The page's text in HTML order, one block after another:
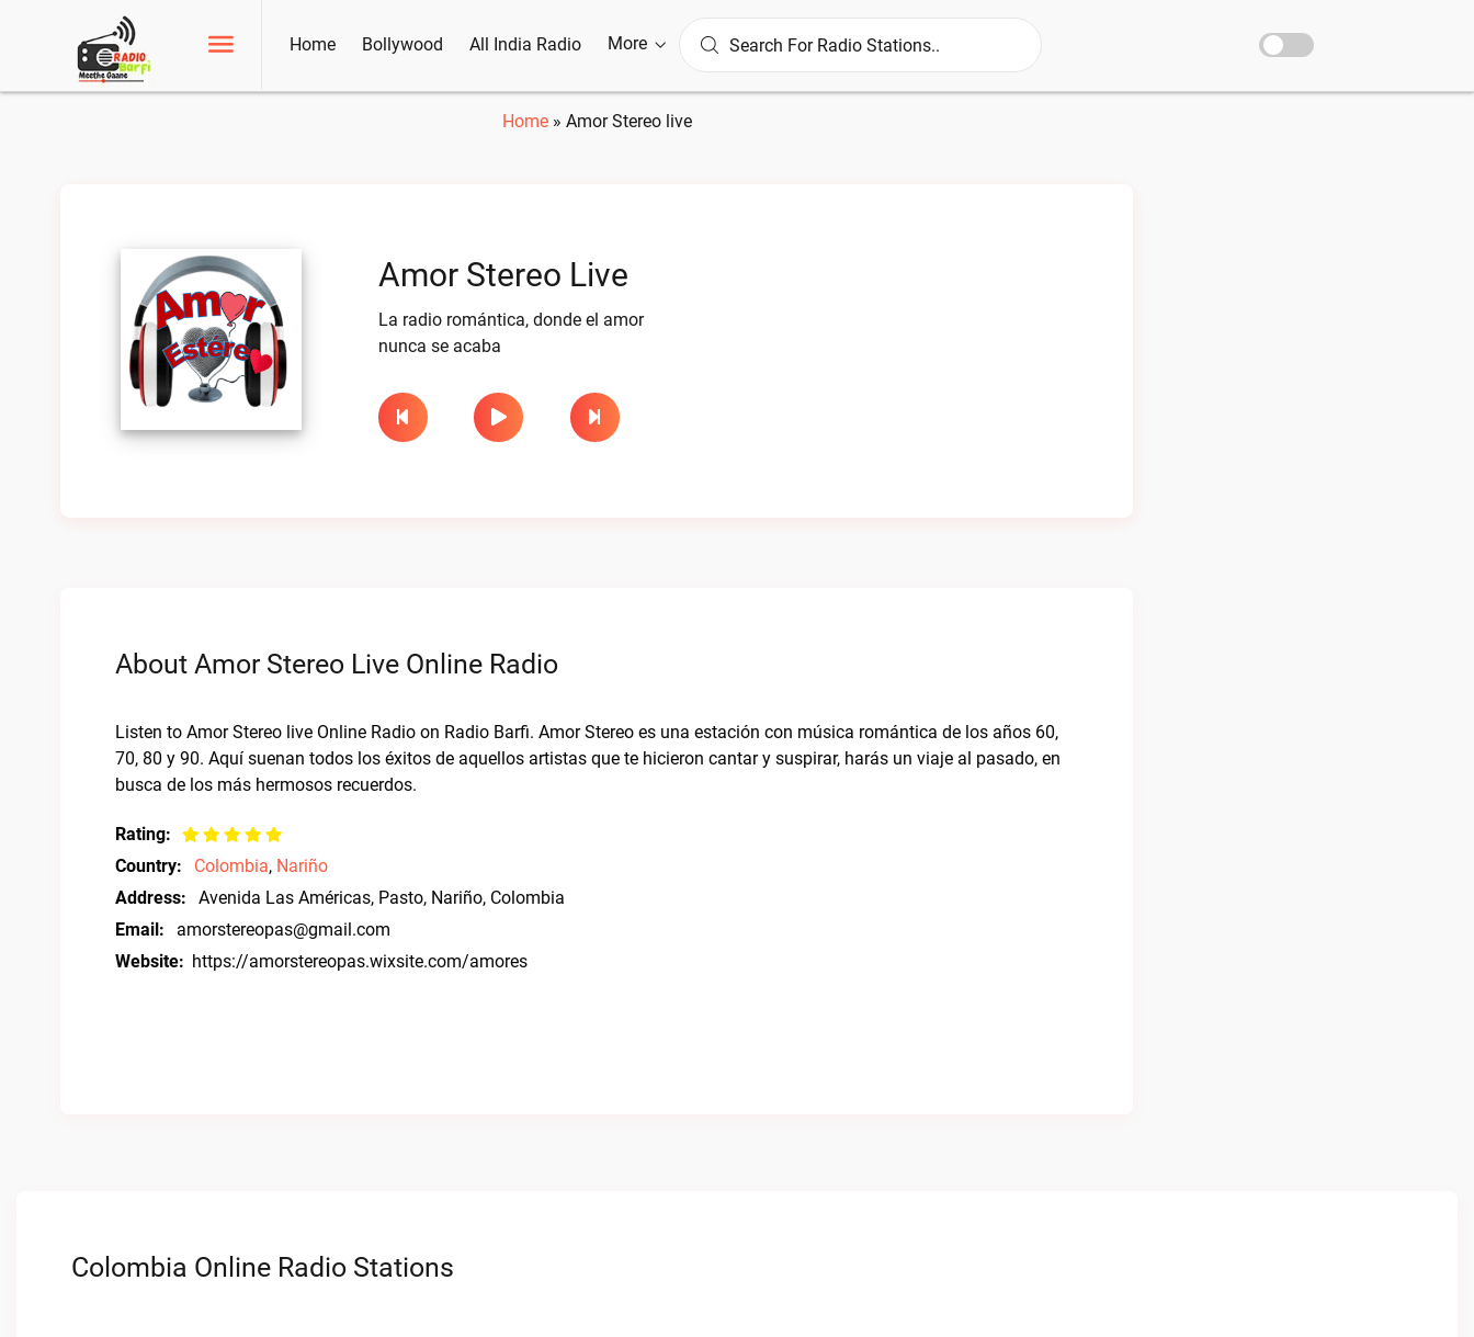
Home Bollywood All India Radio More
Home» Amor Stereo live
Amor Stereo Live
La radio romántica, donde el amor
nunca se acaba
About Amor Stereo Live Online Radio
Listen to Amor Stereo live Online Radio on Radio Barfi. Amor Stereo es una estación con música romántica de los años 60,
70, 80 y 90. Aquí suenan todos los éxitos de aquellos artistas que te hicieron cantar y suspirar, harás un viaje al pasado, en
busca de los más hermosos recuerdos.
Rating:
Country:
Colombia, Nariño
Address:
Avenida Las Américas, Pasto, Nariño, Colombia
Email:
amorstereopas@gmail.com
Website: https://amorstereopas.wixsite.com/amores
Colombia Online Radio Stations